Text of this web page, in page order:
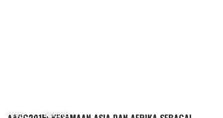
Home Featured